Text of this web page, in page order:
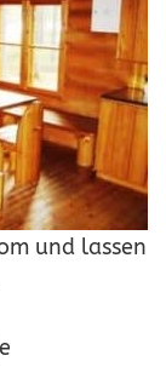
und lassen